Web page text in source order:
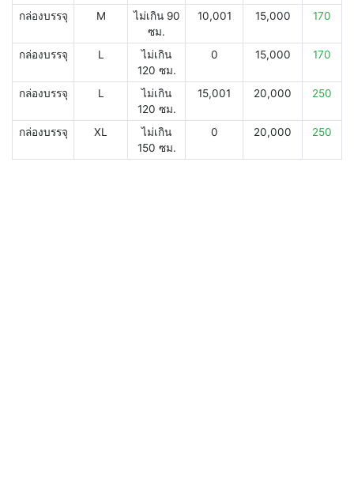
กล่องบรรจุ M
ไม่เกิน 90
ซม.
10,001 15,000 170
กล่องบรรจุ L
ไม่เกิน
120 ซม.
0 15,000 170
กล่องบรรจุ L
ไม่เกิน
120 ซม.
15,001 20,000 250
กล่องบรรจุ XL
ไม่เกิน
150 ซม.
0 20,000 250